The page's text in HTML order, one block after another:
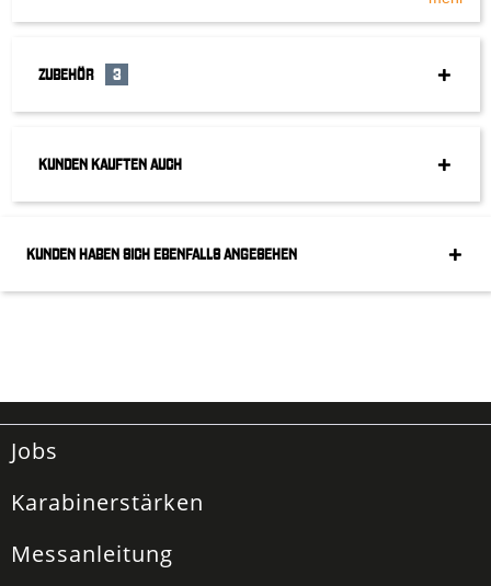
ZUBEHÖR 3
KUNDEN KAUFTEN AUCH
KUNDEN HABEN SICH EBENFALLS ANGESEHEN
Jobs
Karabinerstärken
Messanleitung